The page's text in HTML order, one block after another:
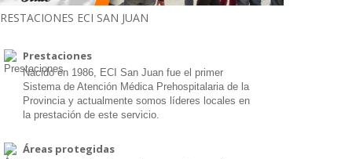
ECI SAN JUAN
Prestaciones
Nacido en 1986, ECI San Juan fue el primer
Sistema de Atención Médica Prehospitalaria de la
Provincia y actualmente somos líderes locales en
la prestación de este servicio.
Áreas protegidas